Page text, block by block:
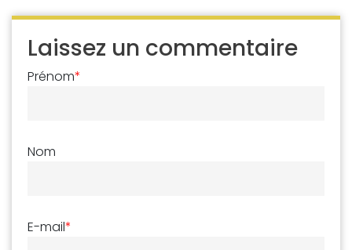
Laissez un commentaire
Prénom*
Nom
E-mail*